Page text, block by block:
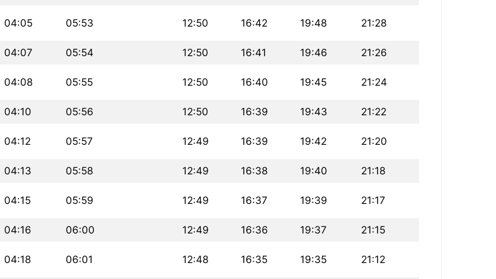
04:05 05:53 12:50 16:42 19:48 21:28
04:07 05:54 12:50 16:41 19:46 21:26
04:08 05:55 12:50 16:40 19:45 21:24
04:10 05:56 12:50 16:39 19:43 21:22
04:12 05:57 12:49 16:39 19:42 21:20
04:13 05:58 12:49 16:38 19:40 21:18
04:15 05:59 12:49 16:37 19:39 21:17
04:16 06:00 12:49 16:36 19:37 21:15
04:18 06:01 12:48 16:35 19:35 21:12